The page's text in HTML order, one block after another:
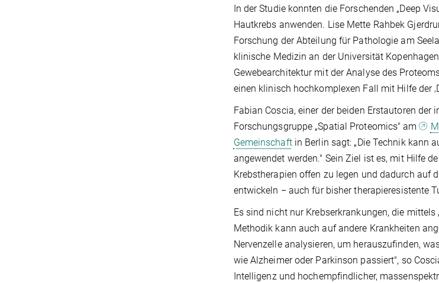
In der Studie konnten die Forschenden „Deep
Hautkrebs anwenden. Lise Mette Rahbek
Forschung der Abteilung für Pathologie am
klinische Medizin an der Universität
Gewebearchitektur mit der Analyse des
einen klinisch hochkomplexen Fall mit Hilfe der
Fabian Coscia, einer der beiden Erstautoren
Forschungsgruppe „Spatial Proteomics" am
Gemeinschaftin Berlin sagt: „Die Technik kann
angewendet werden." Sein Ziel ist es, mit Hilfe
Krebstherapien offen zu legen und dadurch auf
entwickeln − auch für bisher therapieresistente
Es sind nicht nur Krebserkrankungen, die
Methodik kann auch auf andere Krankheiten
Nervenzelle analysieren, um herauszufinden,
wie Alzheimer oder Parkinson passiert", so
Intelligenz und hochempfindlicher,